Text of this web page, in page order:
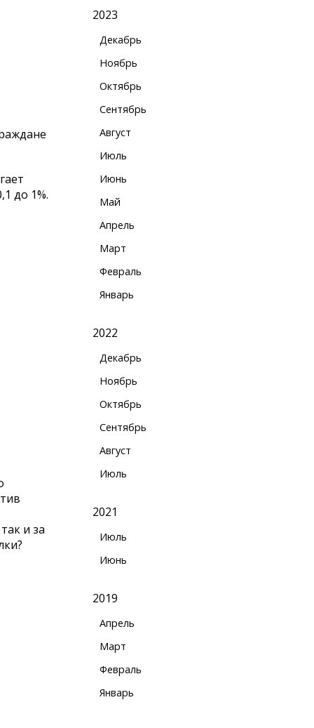
2023
Декабрь
Ноябрь
Октябрь
Сентябрь
Август
Июль
Июнь
Май
Апрель
Март
Февраль
Январь
2022
Декабрь
Ноябрь
Октябрь
Сентябрь
Август
Июль
2021
Июль
Июнь
2019
Апрель
Март
Февраль
Январь
до 1%.
и за